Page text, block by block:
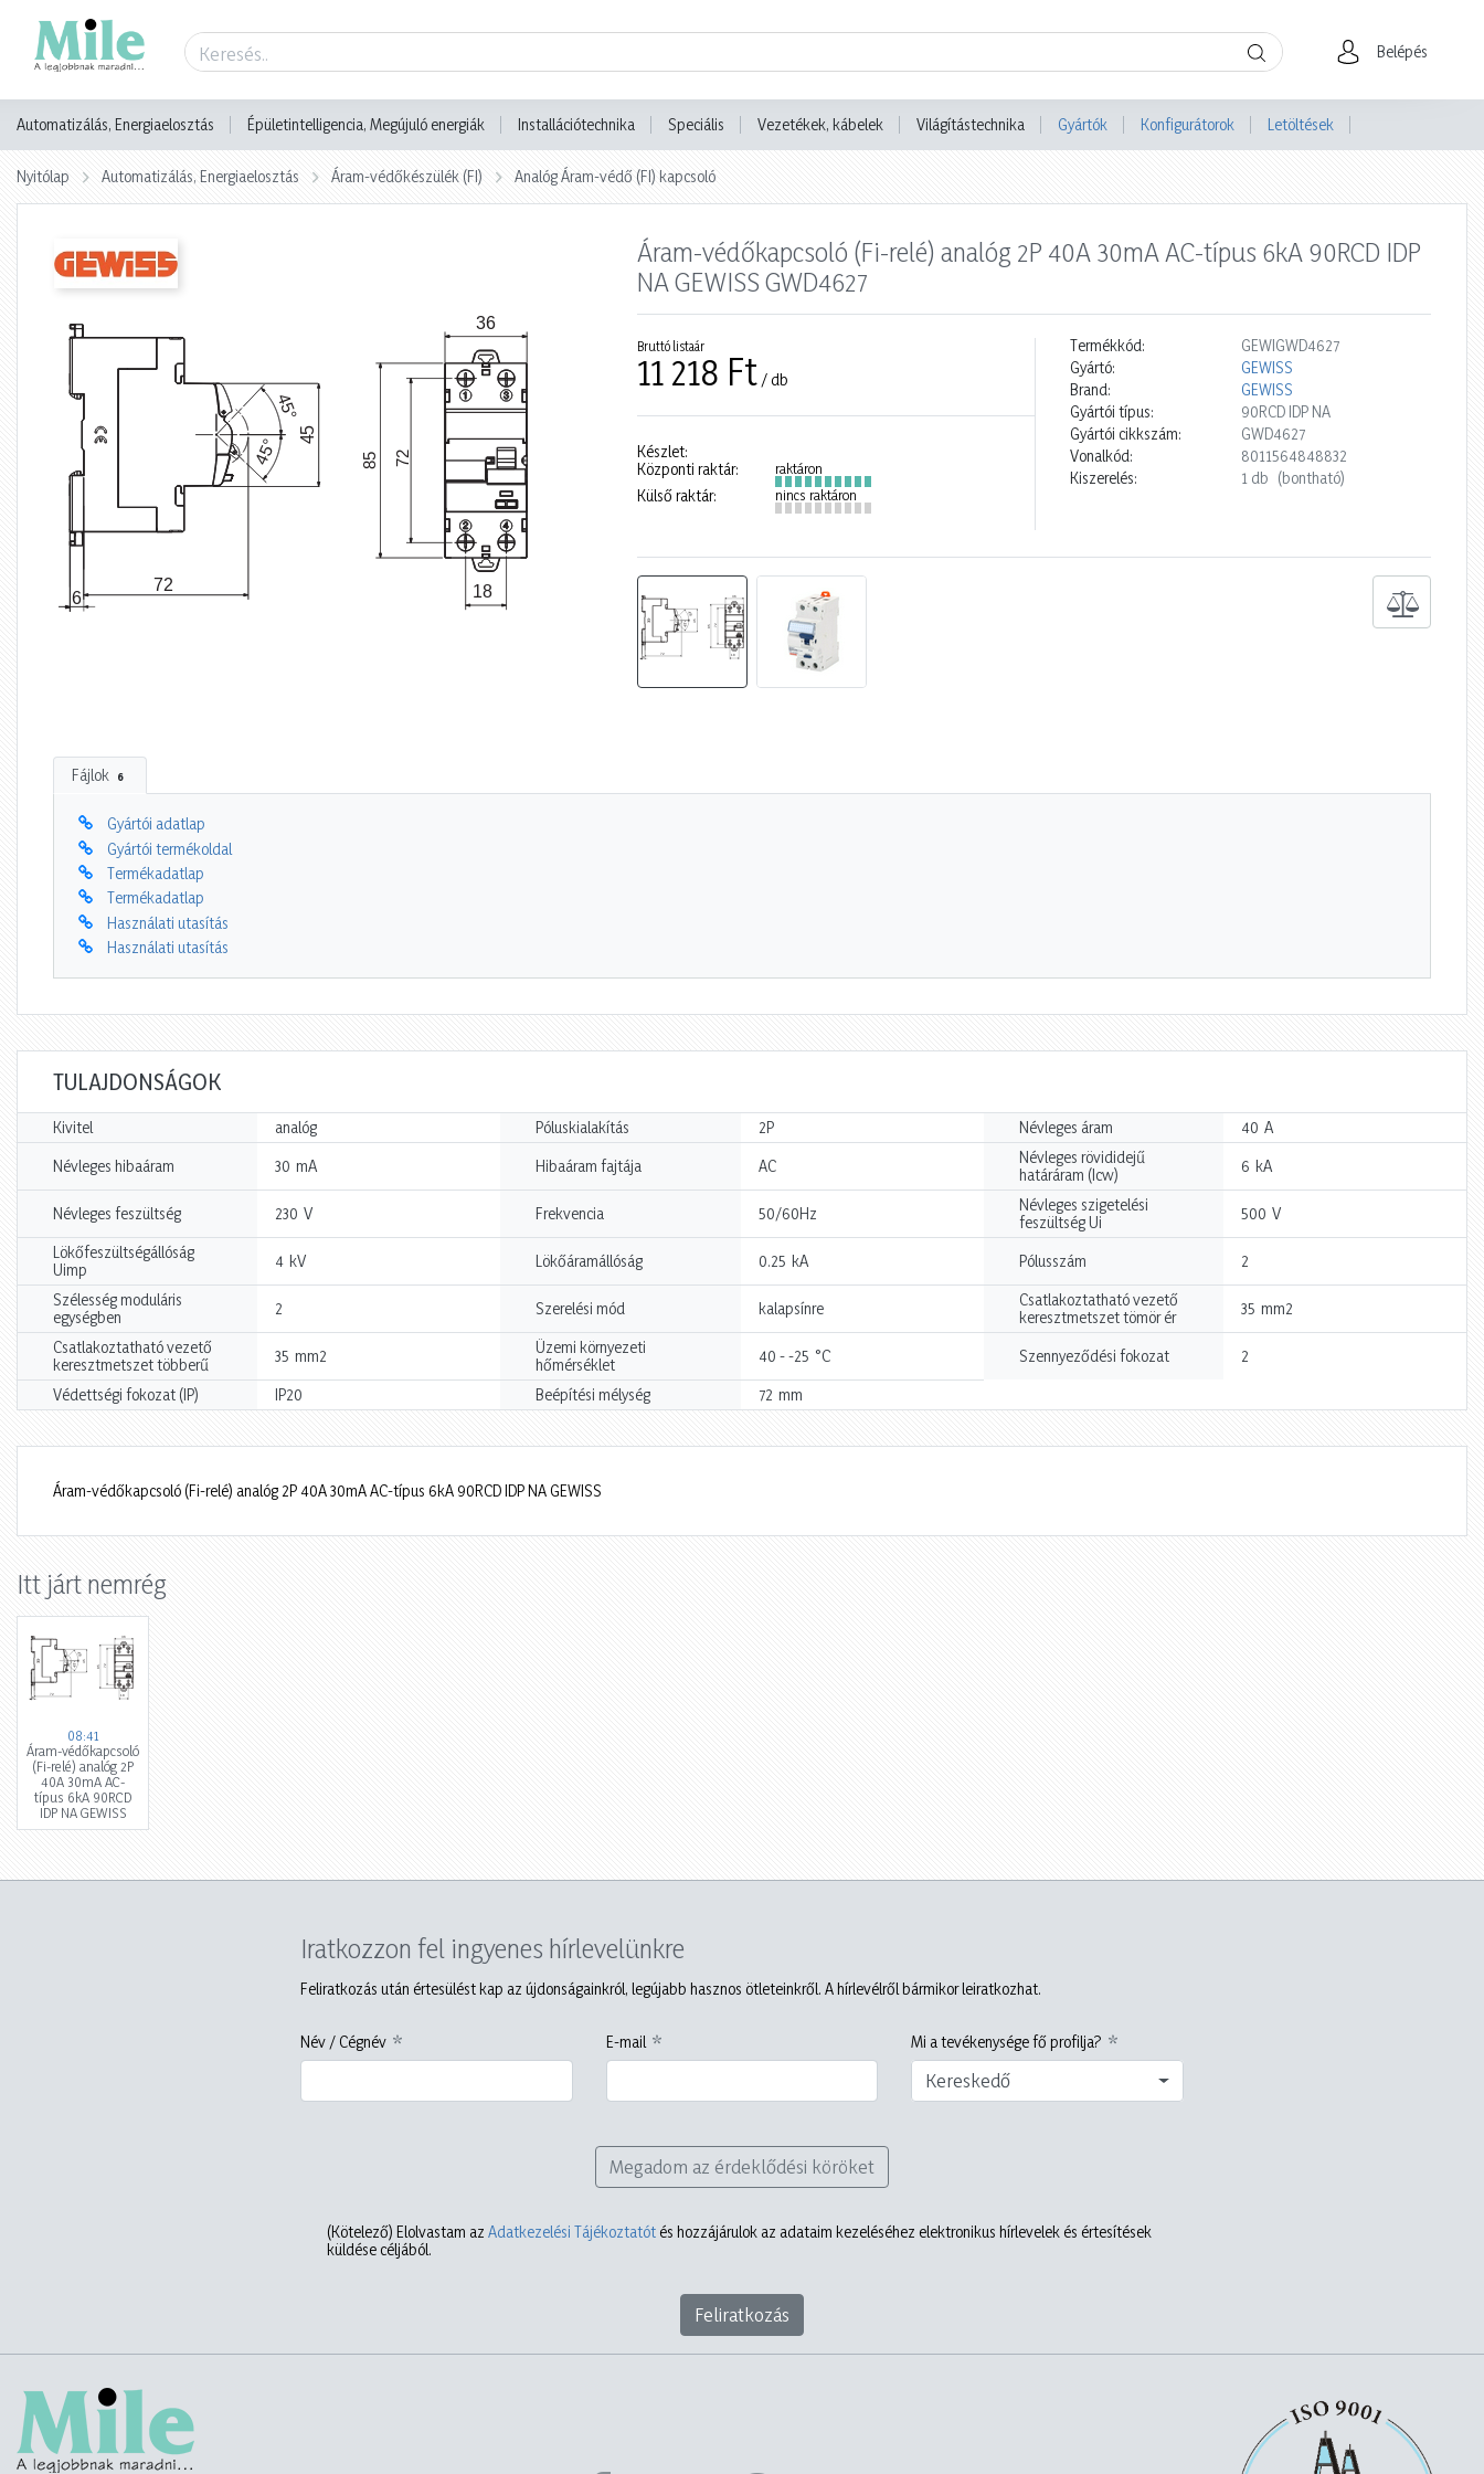
Belépés
Automatizálás, Energiaelosztás Épületintelligencia, Megújuló energiák Installációtechnika Speciális Vezetékek, kábelek Világítástechnika Gyártók Konfigurátorok Letöltések
Nyitólap Automatizálás, Energiaelosztás Áram-védőkészülék (FI) Analóg Áram-védő (FI) kapcsoló
Áram-védőkapcsoló (Fi-relé) analóg 2P 40A 30mA AC-típus 6kA 90RCD IDP
NA GEWISS GWD4627
Bruttó listaár
11 218 Ft / db
Készlet:
Központi raktár:
raktáron
Külső raktár: nincs raktáron
Termékkód:
GEWIGWD4627
Gyártó:
GEWISS
Brand:
GEWISS
Gyártói típus:
90RCD IDP NA
Gyártói cikkszám:
GWD4627
Vonalkód:
8011564848832
Kiszerelés:
1 db (bontható)
Fájlok 6
Gyártói adatlap
Gyártói termékoldal
Termékadatlap
Termékadatlap
Használati utasítás
Használati utasítás
TULAJDONSÁGOK
Kivitel analóg Póluskialakítás 2P Névleges áram 40 A
Névleges hibaáram 30 mA Hibaáram fajtája AC
Névleges rövididejű
határáram (Icw)
6 kA
Névleges feszültség 230 V Frekvencia 50/60Hz
Névleges szigetelési
feszültség Ui
500 V
Lökőfeszültségállóság
Uimp
4 kV Lökőáramállóság 0.25 kA Pólusszám 2
Szélesség moduláris
egységben
2 Szerelési mód kalapsínre
Csatlakoztatható vezető
keresztmetszet tömör ér
35 mm2
Csatlakoztatható vezető
keresztmetszet többerű
35 mm2
Üzemi környezeti
hőmérséklet
40 - -25 °C Szennyeződési fokozat 2
Védettségi fokozat (IP) IP20 Beépítési mélység 72 mm
Áram-védőkapcsoló (Fi-relé) analóg 2P 40A 30mA AC-típus 6kA 90RCD IDP NA GEWISS
Itt járt nemrég
08:41
Áram-védőkapcsoló
(Fi-relé) analóg 2P
40A 30mA AC-
típus 6kA 90RCD
IDP NA GEWISS
Iratkozzon fel ingyenes hírlevelünkre
Feliratkozás után értesülést kap az újdonságainkról, legújabb hasznos ötleteinkről. A hírlevélről bármikor leiratkozhat.
Név / Cégnév E-mail Mi a tevékenysége fő profilja?
Kereskedő
Megadom az érdeklődési köröket
(Kötelező) Elolvastam az Adatkezelési Tájékoztatót és hozzájárulok az adataim kezeléséhez elektronikus hírlevelek és értesítések
küldése céljából.
Feliratkozás
Termék adatlap